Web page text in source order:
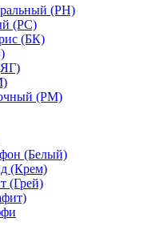
(РН)
(РС)
(БК)
(РМ)
(Белый)
(Крем)
(Грей)